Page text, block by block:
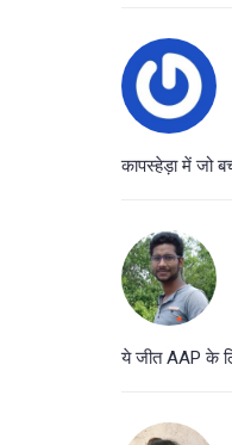
कापस्हेड़ा में जो
ये जीत AAP के